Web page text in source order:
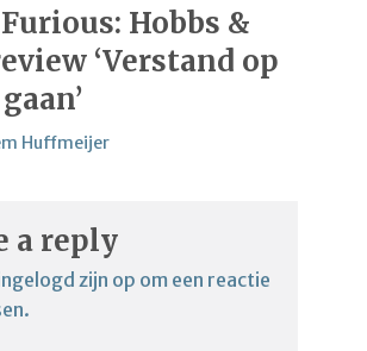
Hobbs &
‘Verstand op
Huffmeijer
a reply
zijn op om een reactie